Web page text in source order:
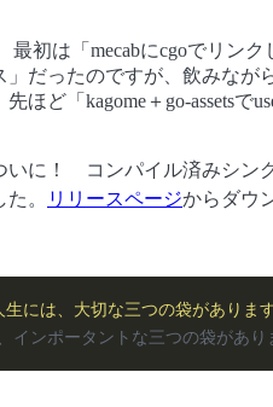
最初は「mecabにcgoでリン
」だったのですが、飲みなが
ほど「kagome＋go-assetsで
いに！ コンパイル済みシン
。
リリースページからダウ
生には、大切な三つの袋がありま